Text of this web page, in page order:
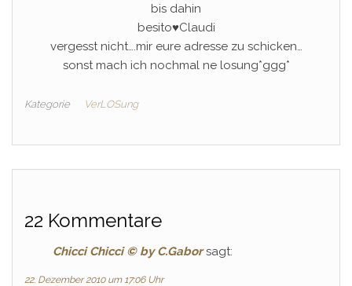
bis dahin
besito♥Claudi
vergesst nicht….mir eure adresse zu schicken…
sonst mach ich nochmal ne losung*ggg*
Kategorie VerLOSung
22 Kommentare
Chicci Chicci © by C.Gabor sagt:
22. Dezember 2010 um 17:06 Uhr